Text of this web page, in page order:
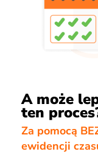
A może
ten
Za pomocą
ewidencji